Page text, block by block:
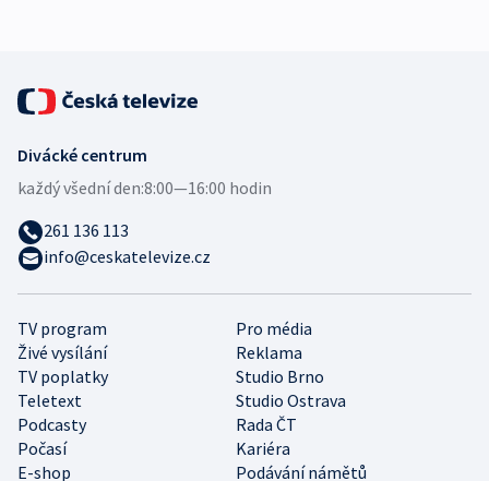
TV program
Pro média
Živé vysílání
Reklama
TV poplatky
Studio Brno
Teletext
Studio Ostrava
Podcasty
Rada ČT
Počasí
Kariéra
E-shop
Podávání námětů
Divácké centrum
každý všední den:8:00—16:00 hodin
261 136 113
info@ceskatelevize.cz